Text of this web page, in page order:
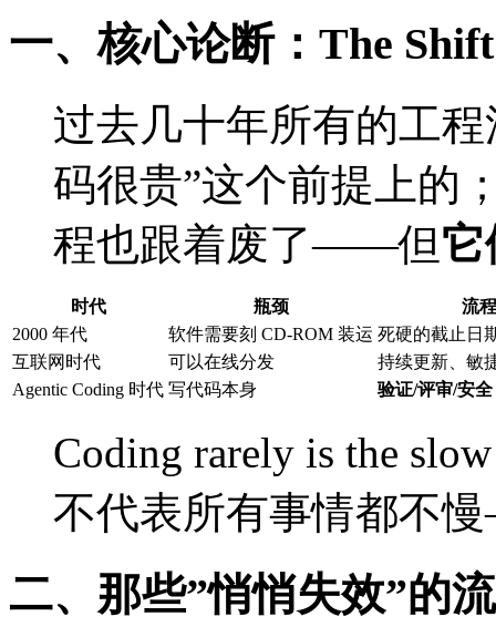
一、核心论断：The
过去几十年所有的工
码很贵”这个前提上的
程也跟着废了——但它
时代 瓶颈
流程
2000 年代
软件需要刻 CD-ROM 装运 死硬的截止日
互联网时代
可以在线分发
持续更新、敏
Agentic Coding 时代 写代码本身 验证/评审/安全
Coding rarely is the
不代表所有事情都不
二、那些”悄悄失效”的